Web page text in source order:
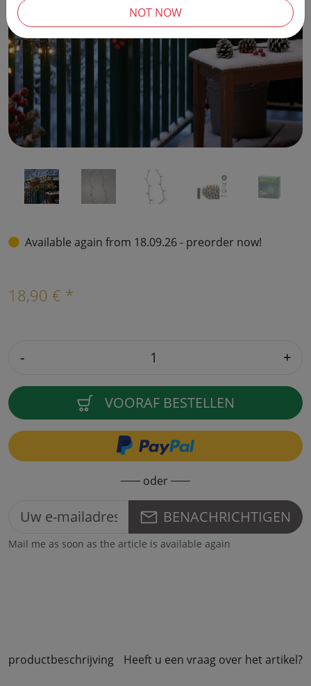
Available again from 18.09.26 - preorder now!
18,90 € *
- +
VOORAF BESTELLEN
oder
BENACHRICHTIGEN
Mail me as soon as the article is available again
productbeschrijving Heeft u een vraag over het artikel?
NOT NOW